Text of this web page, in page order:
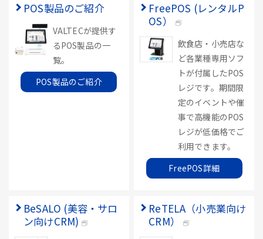
POS製品のご紹介
VALTECが提供す
るPOS製品の一
覧。
POS製品のご紹介
FreePOS (レンタルP
OS）
飲食店・小売店な
ど各業種専用ソフ
トが付属したPOS
レジです。期間限
定のイベントや催
事で高機能のPOS
レジが低価格でご
利用できます。
FreePOS詳細
BeSALO (美容・サロ
ン向けCRM)
ReTELA（小売業向け
CRM）